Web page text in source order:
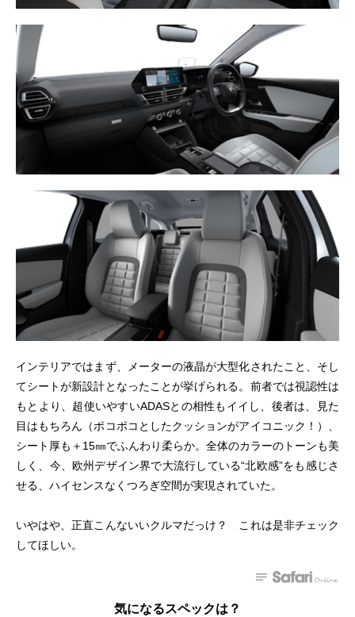
インテリアではまず、メーターの液晶が大型化されたこと、そし
てシートが新設計となったことが挙げられる。前者では視認性は
もとより、超使いやすいADASとの相性もイイし、後者は、見た
目はもちろん（ポコポコとしたクッションがアイコニック！）、
シート厚も＋15㎜でふんわり柔らか。全体のカラーのトーンも美
しく、今、欧州デザイン界で大流行している“北欧感”をも感じさ
せる、ハイセンスなくつろぎ空間が実現されていた。
いやはや、正直こんないいクルマだっけ？ これは是非チェック
してほしい。
気になるスペックは？